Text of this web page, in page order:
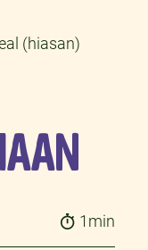
(hiasan)
1min